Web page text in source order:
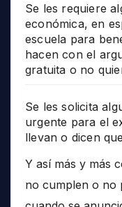
Se les requiere
económica, en
escuela para
hacen con el
gratuita o no
Se les solicita
urgente para el
llevan o dicen
Y así más y más
no cumplen o no